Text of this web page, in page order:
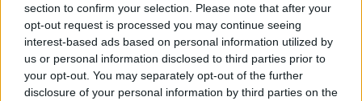
section to confirm your selection. Please note that after your
opt-out request is processed you may continue seeing
interest-based ads based on personal information utilized by
us or personal information disclosed to third parties prior to
your opt-out. You may separately opt-out of the further
disclosure of your personal information by third parties on the
A szamárköhögés az újszülöttekre veszélyes
betegség
2018.01.02
A szamárköhögés, bár kötelező védőoltás van ellene, az